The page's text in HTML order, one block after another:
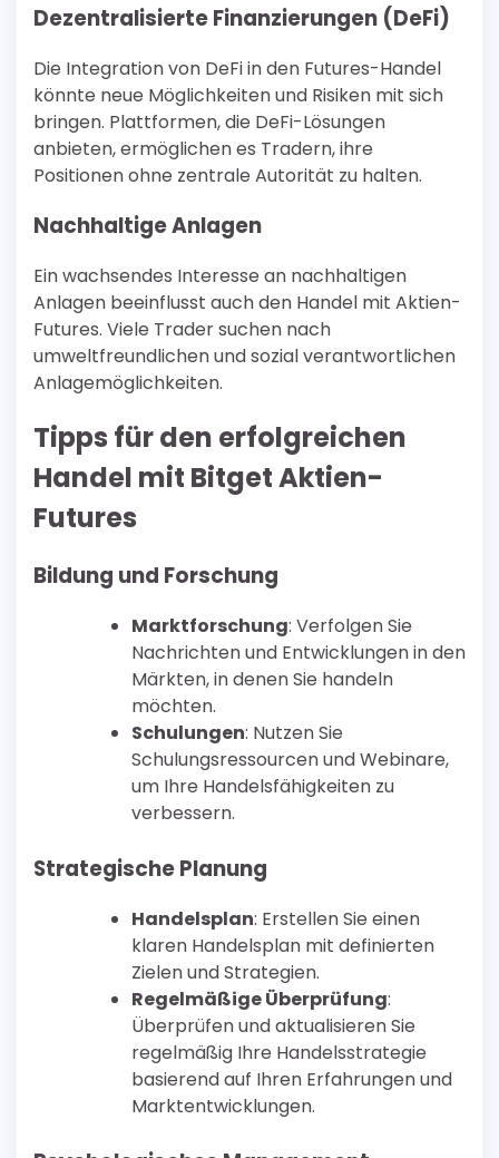
Dezentralisierte Finanzierungen (DeFi)
Die Integration von DeFi in den Futures-Handel
könnte neue Möglichkeiten und Risiken mit sich
bringen. Plattformen, die DeFi-Lösungen
anbieten, ermöglichen es Tradern, ihre
Positionen ohne zentrale Autorität zu halten.
Nachhaltige Anlagen
Ein wachsendes Interesse an nachhaltigen
Anlagen beeinflusst auch den Handel mit Aktien-
Futures. Viele Trader suchen nach
umweltfreundlichen und sozial verantwortlichen
Anlagemöglichkeiten.
Tipps für den erfolgreichen
Handel mit Bitget Aktien-
Futures
Bildung und Forschung
Marktforschung: Verfolgen Sie
Nachrichten und Entwicklungen in den
Märkten, in denen Sie handeln
möchten.
Schulungen: Nutzen Sie
Schulungsressourcen und Webinare,
um Ihre Handelsfähigkeiten zu
verbessern.
Strategische Planung
Handelsplan: Erstellen Sie einen
klaren Handelsplan mit definierten
Zielen und Strategien.
Regelmäßige Überprüfung:
Überprüfen und aktualisieren Sie
regelmäßig Ihre Handelsstrategie
basierend auf Ihren Erfahrungen und
Marktentwicklungen.